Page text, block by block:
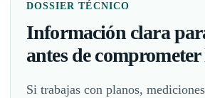
DOSSIER TÉCNICO
Información clara
antes de
Si trabajas con planos,